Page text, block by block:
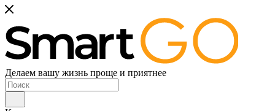
Делаем вашу жизнь проще и приятнее